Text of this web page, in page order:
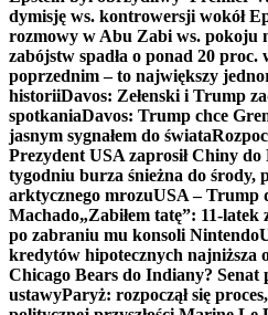
dymisję ws. kontrowersji wokół
rozmowy w Abu Zabi ws. pokoju
zabójstw spadła o ponad 20
poprzednim – to największy
historiiDavos: Zełenski i Trump
spotkaniaDavos: Trump chce
jasnym sygnałem do świata
Prezydent USA zaprosił Chiny
tygodniu burza śnieżna do środy,
arktycznego mrozuUSA – Trump
Machado„Zabiłem tatę”: 11-latek
po zabraniu mu konsoli Nintendo
kredytów hipotecznych najniższa
Chicago Bears do Indiany? Senat
ustawyParyż: rozpoczął się